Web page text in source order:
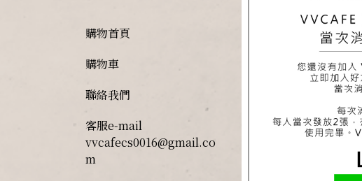
購物首頁
購物車
聯絡我們
客服e-mail
vvcafecs0016@gmail.co
m